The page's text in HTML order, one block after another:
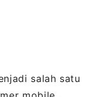
salah satu